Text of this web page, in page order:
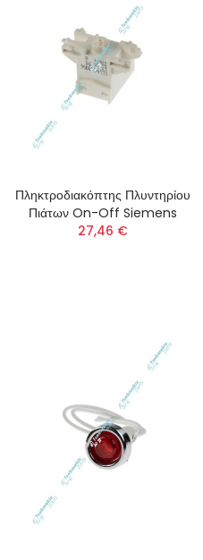
Πληκτροδιακόπτης Πλυντηρίου
Πιάτων On-Off Siemens
27,46 €